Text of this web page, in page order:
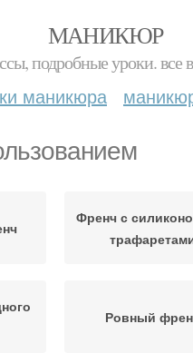
МАНИКЮР
подробные уроки. все
маникюра
Френч с
Ровный